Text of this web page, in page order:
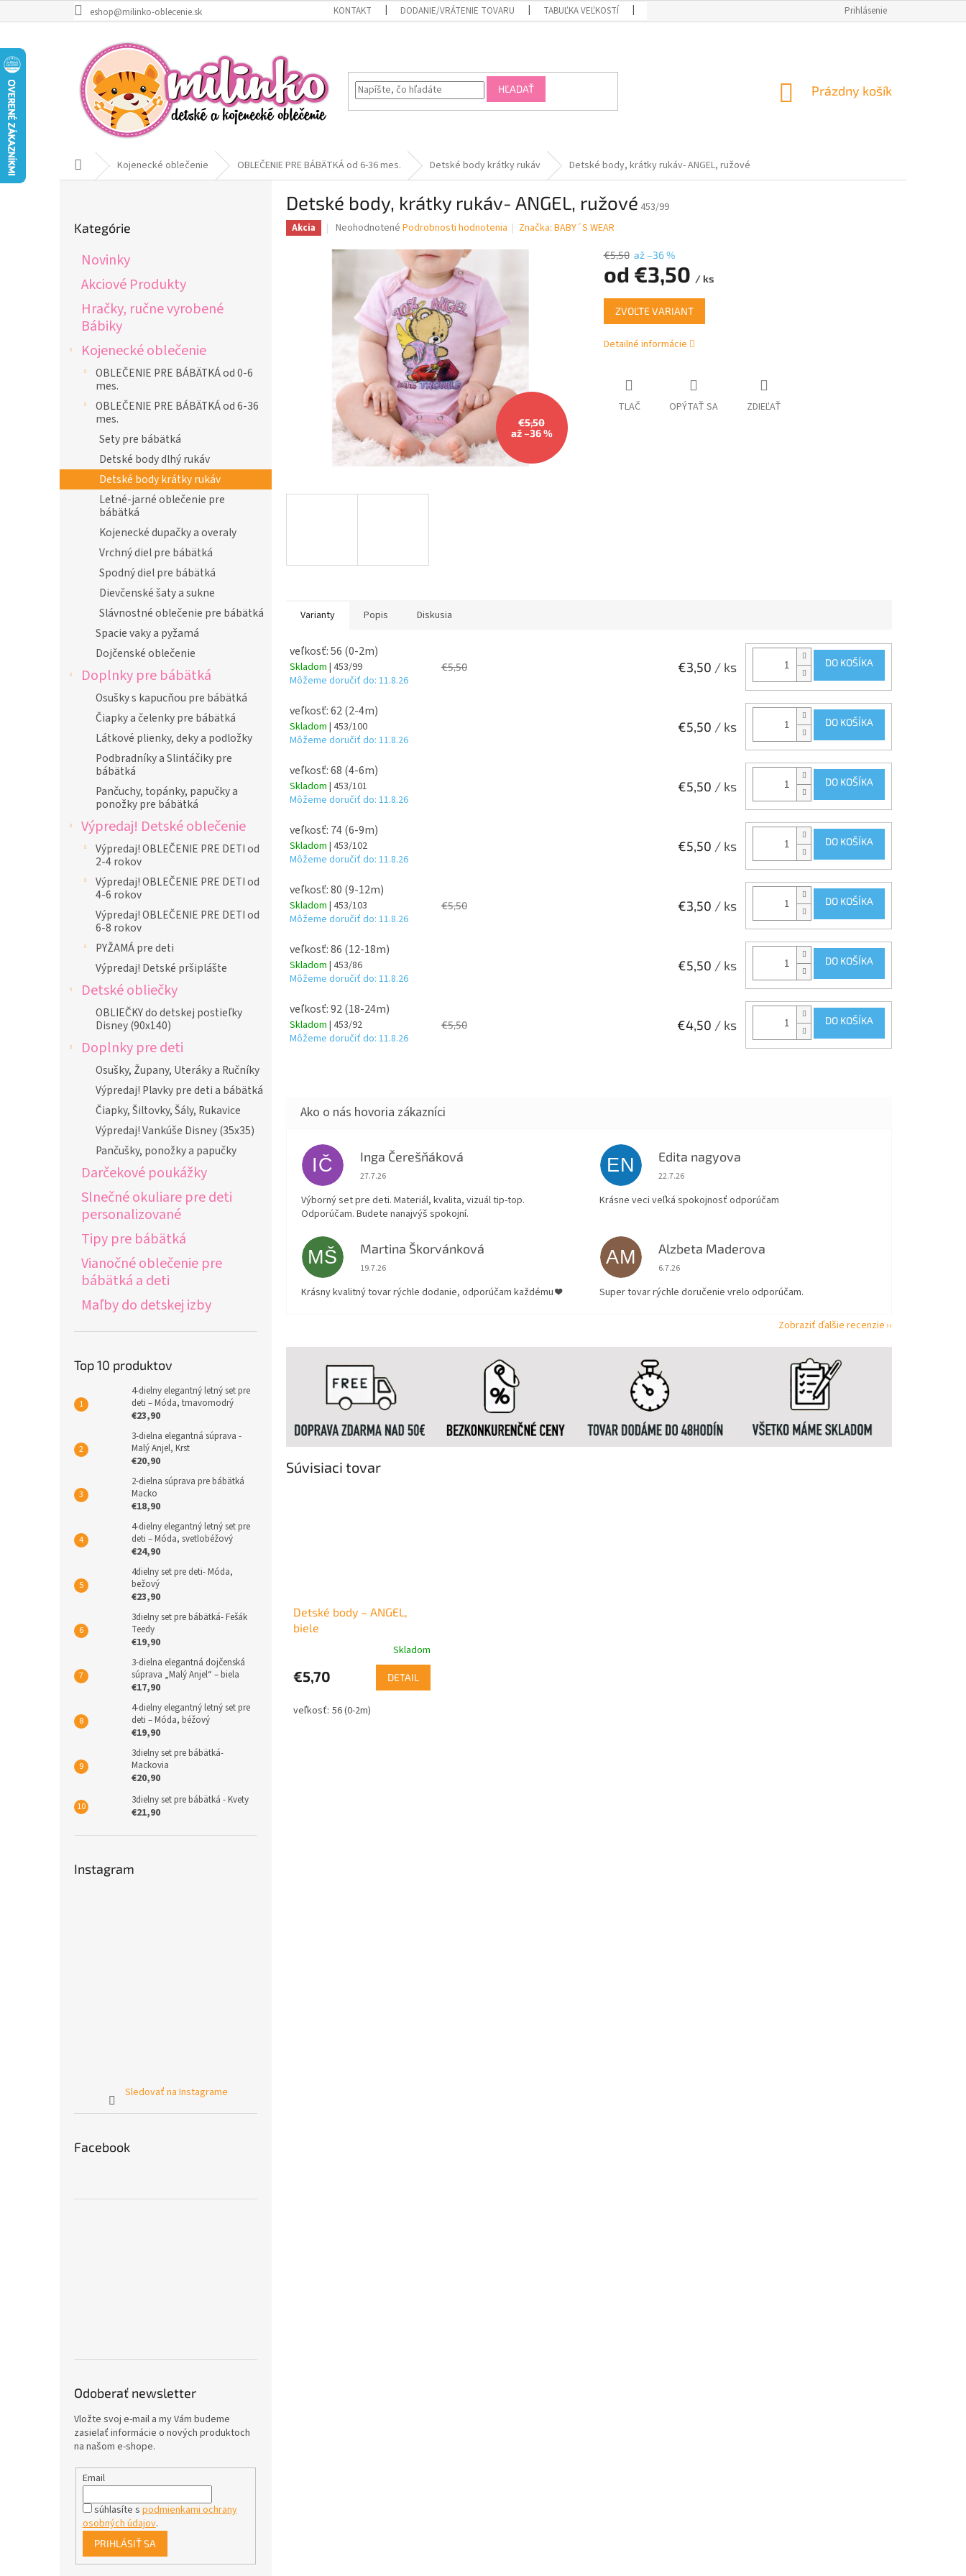
na
eshop@milinko-oblecenie.sk KONTAKT DODANIE/VRÁTENIE TOVARU TABUĽKA VEĽKOSTÍ NAPÍSALI O NÁS
Prihlásenie
HĽADAŤ
NÁKUPNÝ
Prázdny košík
DomovKojenecké oblečenie OBLEČENIE PRE BÁBÄTKÁ od 6-36 mes. Detské body krátky rukáv Detské body, krátky rukáv- ANGEL, ružové
kategórie
Kategórie
Novinky
Akciové Produkty
Hračky, ručne vyrobené
Bábiky
Kojenecké oblečenie
OBLEČENIE PRE BÁBÄTKÁ od 0-6
mes.
OBLEČENIE PRE BÁBÄTKÁ od 6-36
mes.
Sety pre bábätká
Detské body dlhý rukáv
Detské body krátky rukáv
Letné-jarné oblečenie pre
bábätká
Kojenecké dupačky a overaly
Vrchný diel pre bábätká
Spodný diel pre bábätká
Dievčenské šaty a sukne
Slávnostné oblečenie pre bábätká
Spacie vaky a pyžamá
Dojčenské oblečenie
Doplnky pre bábätká
Osušky s kapucňou pre bábätká
Čiapky a čelenky pre bábätká
Látkové plienky, deky a podložky
Podbradníky a Slintáčiky pre
bábätká
Pančuchy, topánky, papučky a
ponožky pre bábätká
Výpredaj! Detské oblečenie
Výpredaj! OBLEČENIE PRE DETI od
2-4 rokov
Výpredaj! OBLEČENIE PRE DETI od
4-6 rokov
Výpredaj! OBLEČENIE PRE DETI od
6-8 rokov
PYŽAMÁ pre deti
Výpredaj! Detské pršiplášte
Detské obliečky
OBLIEČKY do detskej postieľky
Disney (90x140)
Doplnky pre deti
Osušky, Župany, Uteráky a Ručníky
Výpredaj! Plavky pre deti a bábätká
Čiapky, Šiltovky, Šály, Rukavice
Výpredaj! Vankúše Disney (35x35)
Pančušky, ponožky a papučky
Darčekové poukážky
Slnečné okuliare pre deti
personalizované
Tipy pre bábätká
Vianočné oblečenie pre
bábätká a deti
Maľby do detskej izby
Top 10 produktov
4-dielny elegantný letný set pre
deti – Móda, tmavomodrý
€23,90
3-dielna elegantná súprava -
Malý Anjel, Krst
€20,90
2-dielna súprava pre bábätká
Macko
€18,90
4-dielny elegantný letný set pre
deti – Móda, svetlobéžový
€24,90
4dielny set pre deti- Móda,
bežový
€23,90
3dielny set pre bábätká- Fešák
Teedy
€19,90
3-dielna elegantná dojčenská
súprava „Malý Anjel“ – biela
€17,90
4-dielny elegantný letný set pre
deti – Móda, béžový
€19,90
3dielny set pre bábätká-
Mackovia
€20,90
3dielny set pre bábätká - Kvety
€21,90
Instagram
Sledovať na Instagrame
Facebook
Odoberať newsletter
Vložte svoj e-mail a my Vám budeme
zasielať informácie o nových produktoch
na našom e-shope.
Email
súhlasíte s podmienkami ochrany
osobných údajov.
PRIHLÁSIŤ SA
Detské body, krátky rukáv- ANGEL, ružové 453/99
Akcia
Priemerné
produktu
z
hviezdičiek.
Neohodnotené Podrobnosti hodnotenia Značka:BABY´S WEAR
€5,50
až –36 %
€5,50 až –36 %
od €3,50 / ks
Jednotková
cena:
ZVOĽTE VARIANT
Detailné informácie
TLAČ OPÝTAŤ SA ZDIEĽAŤ
Súvisiaci tovar
Detské body – ANGEL,
biele
Skladom
€5,70 DETAIL
56 (0-2m)
Varianty Popis Diskusia
veľkosť: 56 (0-2m)
Skladom | 453/99
Môžeme doručiť do: 11.8.26
€5,50 €3,50 / ks DO KOŠÍKA
veľkosť: 62 (2-4m)
Skladom | 453/100
Môžeme doručiť do: 11.8.26
€5,50 / ks DO KOŠÍKA
veľkosť: 68 (4-6m)
Skladom | 453/101
Môžeme doručiť do: 11.8.26
€5,50 / ks DO KOŠÍKA
veľkosť: 74 (6-9m)
Skladom | 453/102
Môžeme doručiť do: 11.8.26
€5,50 / ks DO KOŠÍKA
veľkosť: 80 (9-12m)
Skladom | 453/103
Môžeme doručiť do: 11.8.26
€5,50 €3,50 / ks DO KOŠÍKA
veľkosť: 86 (12-18m)
Skladom | 453/86
Môžeme doručiť do: 11.8.26
€5,50 / ks DO KOŠÍKA
veľkosť: 92 (18-24m)
Skladom | 453/92
Môžeme doručiť do: 11.8.26
€5,50 €4,50 / ks DO KOŠÍKA
IČ Inga Čerešňáková
Hodnotenie obchodu je 5 z 5 hviezdičiek.
27.7.26
Výborný set pre deti. Materiál, kvalita, vizuál tip-top.
Odporúčam. Budete nanajvýš spokojní.
EN Edita nagyova
Hodnotenie obchodu je 5 z 5 hviezdičiek.
22.7.26
Krásne veci veľká spokojnosť odporúčam
MŠ Martina Škorvánková
Hodnotenie obchodu je 5 z 5 hviezdičiek.
19.7.26
Krásny kvalitný tovar rýchle dodanie, odporúčam každému ❤️
AM Alzbeta Maderova
Hodnotenie obchodu je 5 z 5 hviezdičiek.
6.7.26
Super tovar rýchle doručenie vrelo odporúčam.
Zobraziť ďalšie recenzie